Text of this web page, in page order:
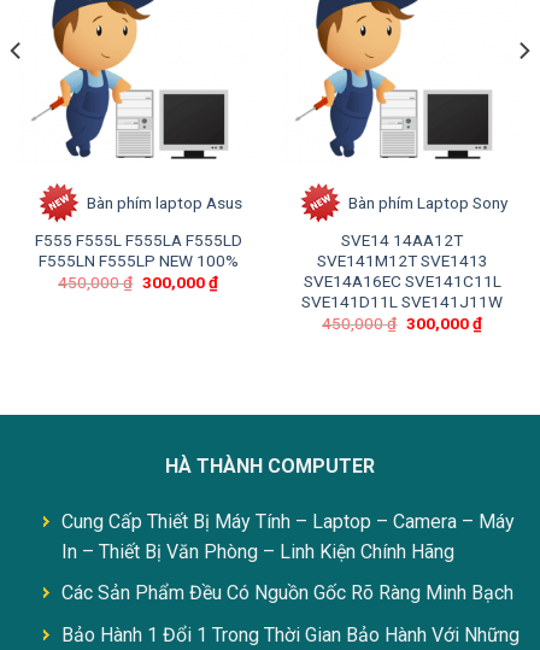
Bàn phím laptop Asus
F555 F555L F555LA F555LD
F555LN F555LP NEW 100%
450,000₫ 300,000₫
Bàn phím Laptop Sony
SVE14 14AA12T
SVE141M12T SVE1413
SVE14A16EC SVE141C11L
SVE141D11L SVE141J11W
450,000₫ 300,000₫
HÀ THÀNH COMPUTER
Cung Cấp Thiết Bị Máy Tính – Laptop – Camera – Máy
In – Thiết Bị Văn Phòng – Linh Kiện Chính Hãng
Các Sản Phẩm Đều Có Nguồn Gốc Rõ Ràng Minh Bạch
Bảo Hành 1 Đổi 1 Trong Thời Gian Bảo Hành Với Những